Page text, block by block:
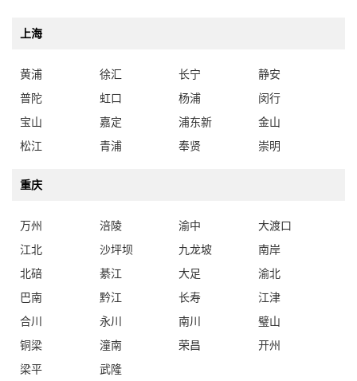
上海
黄浦 徐汇 长宁
静安
普陀
虹口 杨浦
闵行
宝山
嘉定 浦东新
金山
松江
青浦 奉贤 崇明
重庆
万州 涪陵 渝中
大渡口
江北
沙坪坝 九龙坡
南岸
北碚
綦江 大足
渝北
巴南
黔江 长寿
江津
合川
永川 南川
璧山
铜梁
潼南 荣昌
开州
梁平
武隆